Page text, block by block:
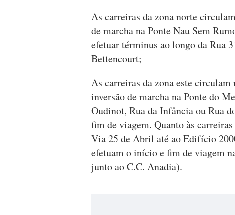
As carreiras da zona norte
de marcha na Ponte Nau Sem
efetuar términus ao longo da Rua
Bettencourt;
As carreiras da zona este
inversão de marcha na Ponte do
Oudinot, Rua da Infância ou Rua
fim de viagem. Quanto às
Via 25 de Abril até ao Edifício
efetuam o início e fim de viagem
junto ao C.C. Anadia).